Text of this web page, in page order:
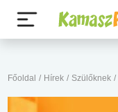
Főoldal / Hírek / Szülőknek /